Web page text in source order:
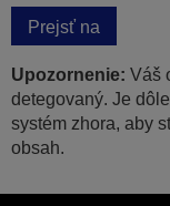
Prejsť na
Upozornenie: Váš
detegovaný. Je
systém zhora, aby
obsah.